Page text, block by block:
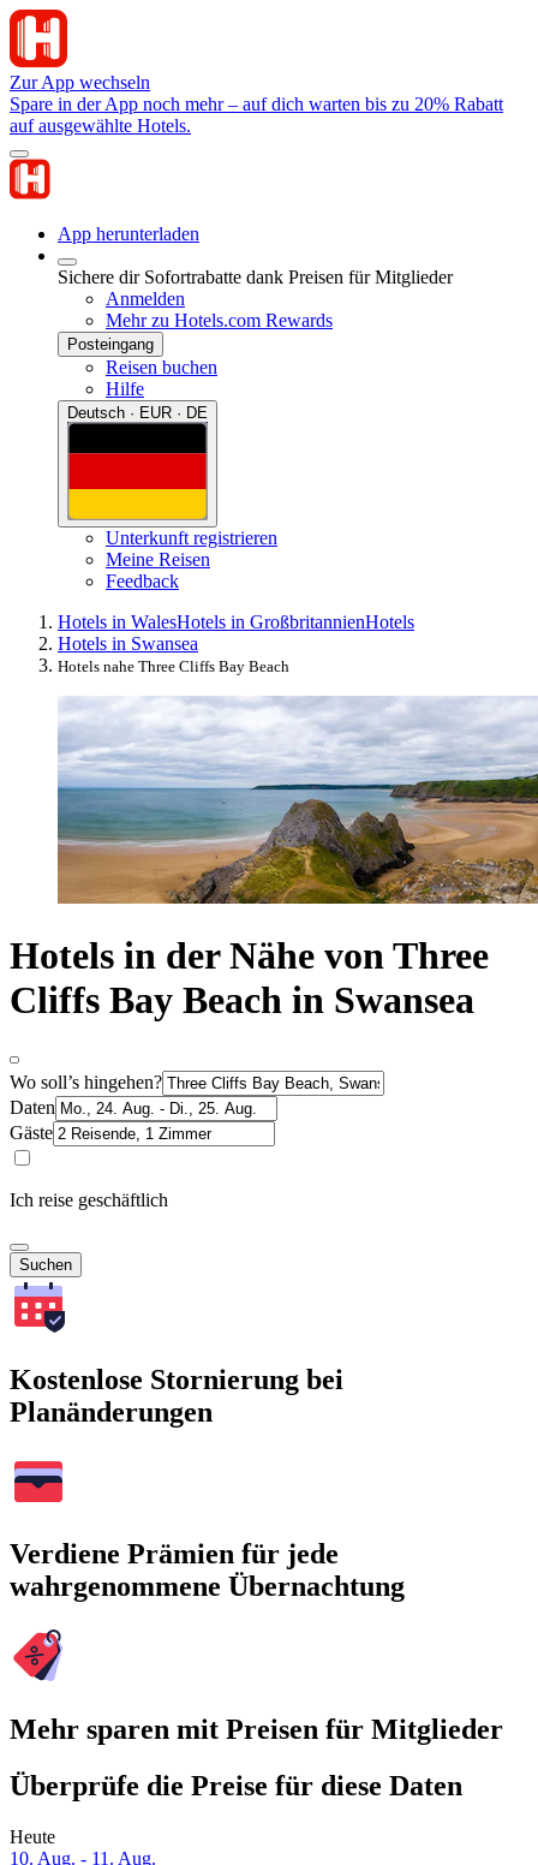
Zur App wechseln
Spare in der App noch mehr – auf dich warten bis zu 20% Rabatt
auf ausgewählte Hotels.
App herunterladen
Sichere dir Sofortrabatte dank Preisen für Mitglieder
Anmelden
Mehr zu Hotels.com Rewards
Posteingang
Reisen buchen
Hilfe
Deutsch · EUR · DE
Unterkunft registrieren
Meine Reisen
Feedback
Hotels in WalesHotels in GroßbritannienHotels
Hotels in Swansea
Hotels nahe Three Cliffs Bay Beach
Hotels in der Nähe von Three
Cliffs Bay Beach in Swansea
Wo soll’s hingehen?
Daten
Gäste
Ich reise geschäftlich
Suchen
Kostenlose Stornierung bei
Planänderungen
Verdiene Prämien für jede
wahrgenommene Übernachtung
Mehr sparen mit Preisen für Mitglieder
Überprüfe die Preise für diese Daten
Heute
10. Aug. - 11. Aug.